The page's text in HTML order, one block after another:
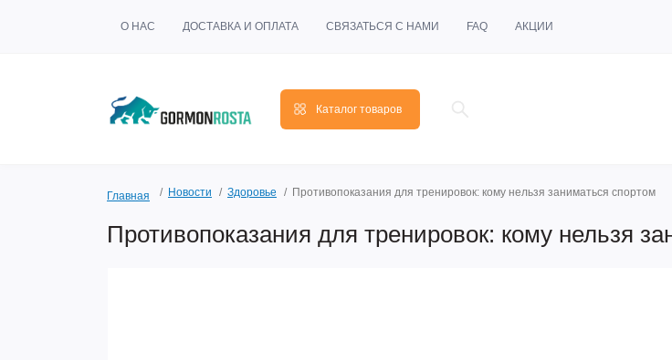
О НАС ДОСТАВКА И ОПЛАТА СВЯЗАТЬСЯ С НАМИ FAQ АКЦИИ
Каталог товаров
Главная Новости Здоровье Противопоказания для тренировок: кому нельзя заниматься спортом
Противопоказания для тренировок: кому нельзя